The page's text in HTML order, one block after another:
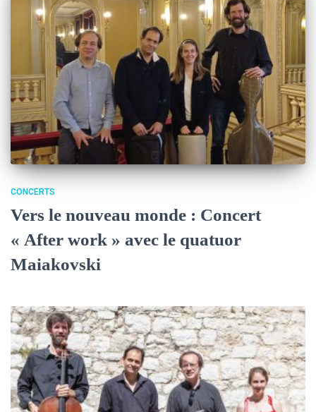
CONCERTS
Vers le nouveau monde : Concert
« After work » avec le quatuor
Maiakovski